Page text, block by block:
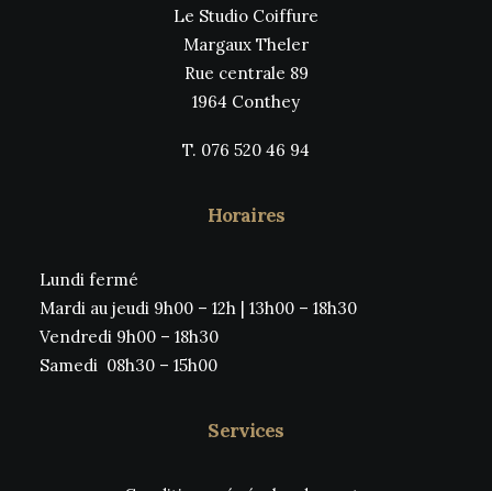
Le Studio Coiffure
Margaux Theler
Rue centrale 89
1964 Conthey
T. 076 520 46 94
Horaires
Lundi fermé
Mardi au jeudi 9h00 – 12h | 13h00 – 18h30
Vendredi 9h00 – 18h30
Samedi 08h30 – 15h00
Services